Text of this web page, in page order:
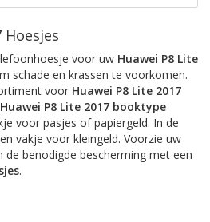
Hoesjes
voor uw Huawei P8 Lite
schade en krassen te voorkomen.
voor Huawei P8 Lite 2017
Huawei P8 Lite 2017 booktype
voor pasjes of papiergeld. In de
vakje voor kleingeld. Voorzie uw
benodigde bescherming met een
.